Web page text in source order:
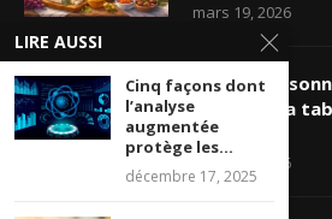
mars 19, 2026
Nappe
sublimer sa
unique
mars 16, 2026
LIRE AUSSI
Cinq façons dont
l’analyse
augmentée
protège les...
décembre 17, 2025